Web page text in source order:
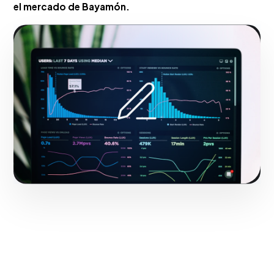
el mercado de Bayamón.
Hacerlo realidad